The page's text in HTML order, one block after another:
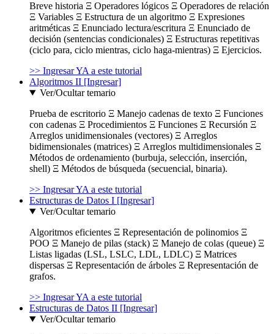
Breve historia Ξ Operadores lógicos Ξ Operadores de relación
Ξ Variables Ξ Estructura de un algoritmo Ξ Expresiones
aritméticas Ξ Enunciado lectura/escritura Ξ Enunciado de
decisión (sentencias condicionales) Ξ Estructuras repetitivas
(ciclo para, ciclo mientras, ciclo haga-mientras) Ξ Ejercicios.
>> Ingresar YA a este tutorial
Algoritmos II [Ingresar]
Ver/Ocultar temario
Prueba de escritorio Ξ Manejo cadenas de texto Ξ Funciones
con cadenas Ξ Procedimientos Ξ Funciones Ξ Recursión Ξ
Arreglos unidimensionales (vectores) Ξ Arreglos
bidimensionales (matrices) Ξ Arreglos multidimensionales Ξ
Métodos de ordenamiento (burbuja, selección, inserción,
shell) Ξ Métodos de búsqueda (secuencial, binaria).
>> Ingresar YA a este tutorial
Estructuras de Datos I [Ingresar]
Ver/Ocultar temario
Algoritmos eficientes Ξ Representación de polinomios Ξ
POO Ξ Manejo de pilas (stack) Ξ Manejo de colas (queue) Ξ
Listas ligadas (LSL, LSLC, LDL, LDLC) Ξ Matrices
dispersas Ξ Representación de árboles Ξ Representación de
grafos.
>> Ingresar YA a este tutorial
Estructuras de Datos II [Ingresar]
Ver/Ocultar temario